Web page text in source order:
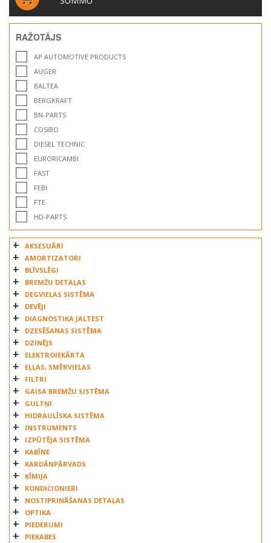
RAŽOTĀJS
AP AUTOMOTIVE PRODUCTS
AUGER
BALTEA
BERGKRAFT
BN-PARTS
COSIBO
DIESEL TECHNIC
EURORICAMBI
FAST
FEBI
FTE
HD-PARTS
INA
IVECO
KAWE
KMTECHNIC
LIPE CLUTCH
LUK
MAN
MEGA
MERCEDES
NWO ROLAMENTOS
PRASZKA
PROFILINE
SACHS
SAMPA
SCANIA
SEMLASTIK
SLP
TEMPLIN
TERRAMAR
TRUCKTEC
UYGUR OTOMOTIV
AKSESUĀRI
AMORTIZATORI
BLĪVSLĒGI
BREMŽU DETAĻAS
DEGVIELAS SISTĒMA
DEVĒJI
DIAGNOSTIKA JALTEST
DZESĒŠANAS SISTĒMA
DZINĒJS
ELEKTROIEKĀRTA
EĻĻAS, SMĒRVIELAS
FILTRI
GAISA BREMŽU SISTĒMA
GULTŅI
HIDRAULĪSKA SISTĒMA
INSTRUMENTS
IZPŪTĒJA SISTĒMA
KABĪNE
KARDĀNPĀRVADS
ĶĪMIJA
KONDICIONIERI
NOSTIPRINĀŠANAS DETAĻAS
OPTIKA
PIEDERUMI
PIEKABES